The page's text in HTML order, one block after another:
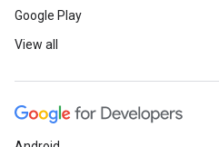
Google Play
View all